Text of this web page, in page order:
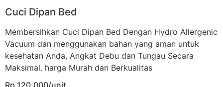
Cuci Dipan Bed
Membersihkan Cuci Dipan Bed Dengan Hydro Allergenic
Vacuum dan menggunakan bahan yang aman untuk
kesehatan Anda, Angkat Debu dan Tungau Secara
Maksimal. harga Murah dan Berkualitas